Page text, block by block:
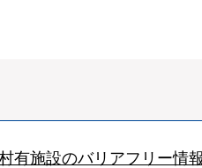
村有施設のバリアフリー